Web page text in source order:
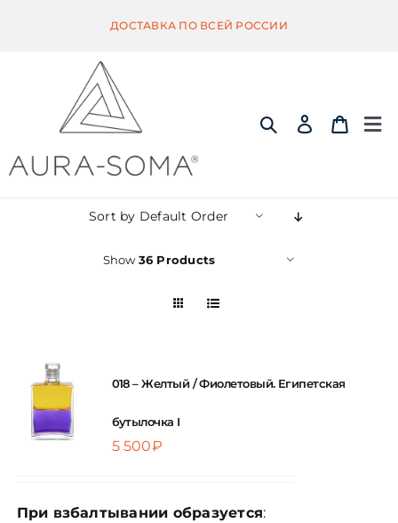
ДОСТАВКА ПО ВСЕЙ РОССИИ
ЭКВИЛИБРИУМ
КВИНТЭССЕНЦИЯ
ЦВЕТОВАЯ ЭССЕНЦИЯ
Sort by Default Order
Show36 Products
018 – Желтый / Фиолетовый. Египетская
бутылочка I
5 500₽
При взбалтывании образуется: